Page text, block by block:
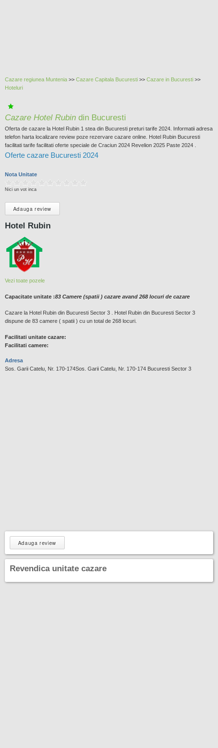
Cazare regiunea Muntenia >> Cazare Capitala Bucuresti >> Cazare in Bucuresti >>
Hoteluri
Cazare Hotel Rubin din Bucuresti
Oferta de cazare la Hotel Rubin 1 stea din Bucuresti preturi tarife 2024. Informatii adresa
telefon harta localizare review poze rezervare cazare online. Hotel Rubin Bucuresti
facilitati tarife facilitati oferte speciale de Craciun 2024 Revelion 2025 Paste 2024 .
Oferte cazare Bucuresti 2024
Nota Unitate
Nici un vot inca
Adauga review
Hotel Rubin
Vezi toate pozele
Capacitate unitate :83 Camere (spatii ) cazare avand 268 locuri de cazare
Cazare la Hotel Rubin din Bucuresti Sector 3 . Hotel Rubin din Bucuresti Sector 3
dispune de 83 camere ( spatii ) cu un total de 268 locuri.
Facilitati unitate cazare:
Facilitati camere:
Adresa
Sos. Garii Catelu, Nr. 170-174Sos. Garii Catelu, Nr. 170-174 Bucuresti Sector 3
Adauga review
Revendica unitate cazare